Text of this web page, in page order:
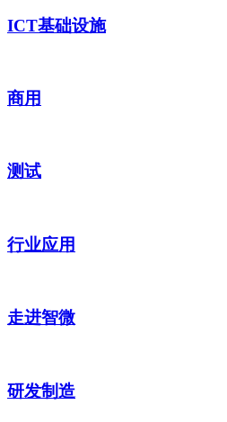
ICT基础设施
商用
测试
行业应用
走进智微
研发制造